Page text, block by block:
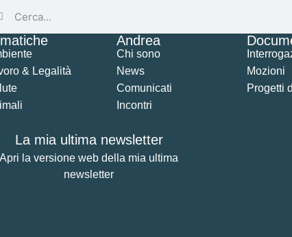
& Legalità
Andrea
Chi sono
News
Comunicati
Incontri
Mozioni
Progetti
La mia ultima newsletter
Apri la versione web della mia ultima
newsletter